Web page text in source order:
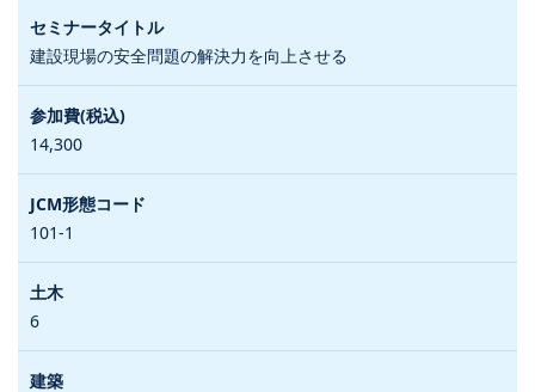
建設現場の安全問題の解決力を向上させる
14,300
101-1
6